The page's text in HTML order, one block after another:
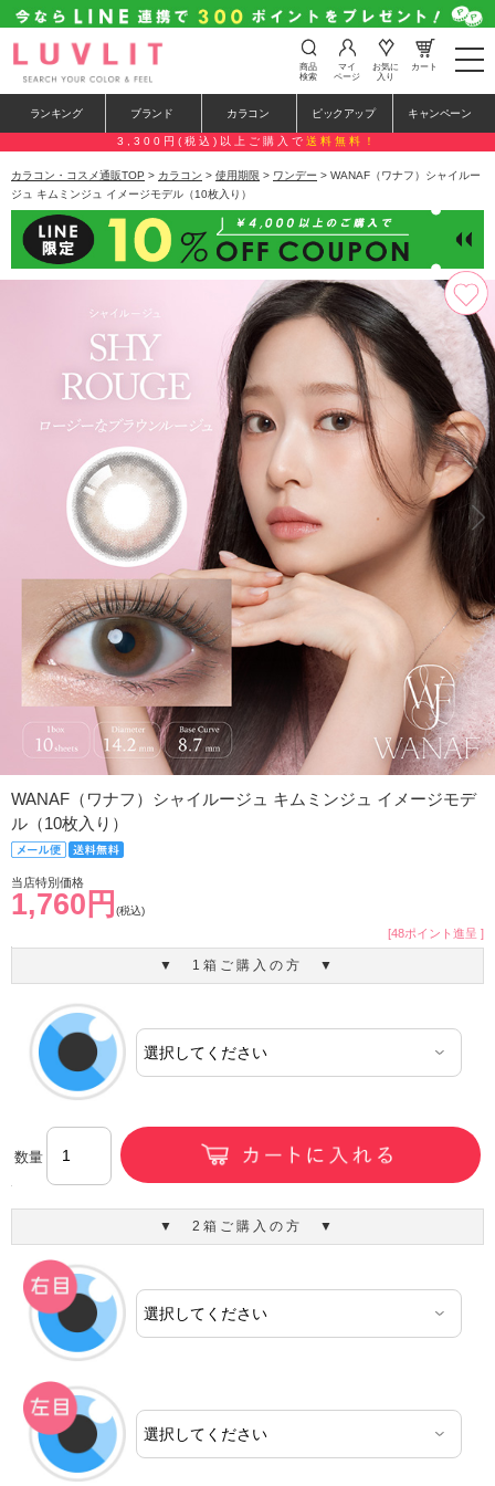
t
o
e
n
a
a
i
o
n
商品
検索
マイ
ページ
お気に
入り
カート
ランキング ブランド カラコン ピックアップ キャンペーン
3,300円(税込)以上ご購入で 送料無料！
カラコン・コスメ通販TOP > カラコン > 使用期限 > ワンデー > WANAF（ワナフ）シャイルー
ジュ キムミンジュ イメージモデル（10枚入り）
WANAF（ワナフ）シャイルージュ キムミンジュ イメージモデ
ル（10枚入り）
当店特別価格
1,760円 (税込)
[48ポイント進呈 ]
▼ 1箱ご購入の方 ▼
数量
▼ 2箱ご購入の方 ▼